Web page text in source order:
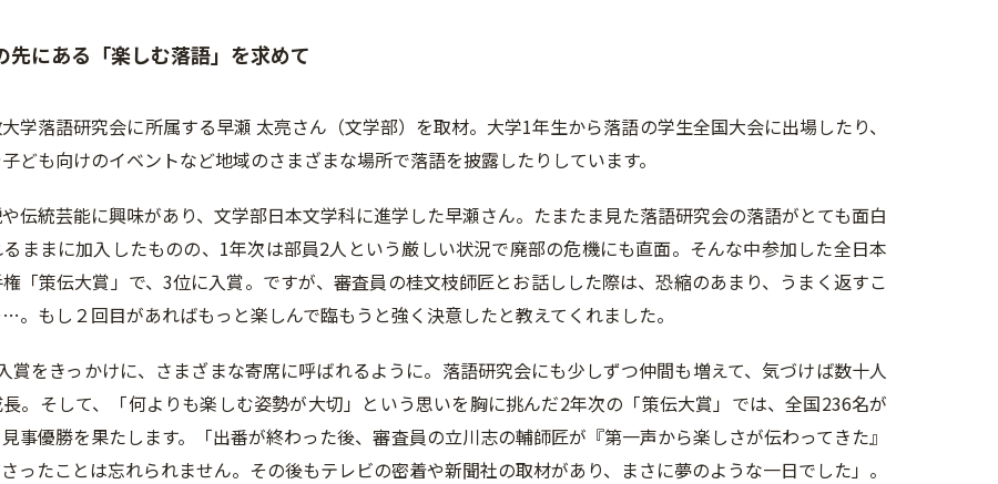
先にある「楽しむ落語」を求めて
学落語研究会に所属する早瀬 太亮さん（文学部）を取材。大学1年生から落語の学生全国大会に出場したり、
ども向けのイベントなど地域のさまざまな場所で落語を披露したりしています。
伝統芸能に興味があり、文学部日本文学科に進学した早瀬さん。たまたま見た落語研究会の落語がとても面白
ままに加入したものの、1年次は部員2人という厳しい状況で廃部の危機にも直面。そんな中参加した全日本
「策伝大賞」で、3位に入賞。ですが、審査員の桂文枝師匠とお話しした際は、恐縮のあまり、うまく返すこ
。もし２回目があればもっと楽しんで臨もうと強く決意したと教えてくれました。
賞をきっかけに、さまざまな寄席に呼ばれるように。落語研究会にも少しずつ仲間も増えて、気づけば数十人
。そして、「何よりも楽しむ姿勢が大切」という思いを胸に挑んだ2年次の「策伝大賞」では、全国236名が
事優勝を果たします。「出番が終わった後、審査員の立川志の輔師匠が『第一声から楽しさが伝わってきた』
ったことは忘れられません。その後もテレビの密着や新聞社の取材があり、まさに夢のような一日でした」。